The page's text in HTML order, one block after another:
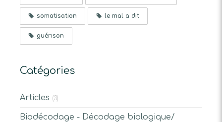
somatisation le mal a dit
guérison
Catégories
Articles (3)
Biodécodage - Décodage biologique/